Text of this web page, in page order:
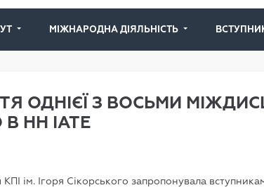
МІЖНАРОДНА ДІЯЛЬНІСТЬ
ОДНІЄЇ З ВОСЬМИ
НН ІАТЕ
ім. Ігоря Сікорського запропонувала